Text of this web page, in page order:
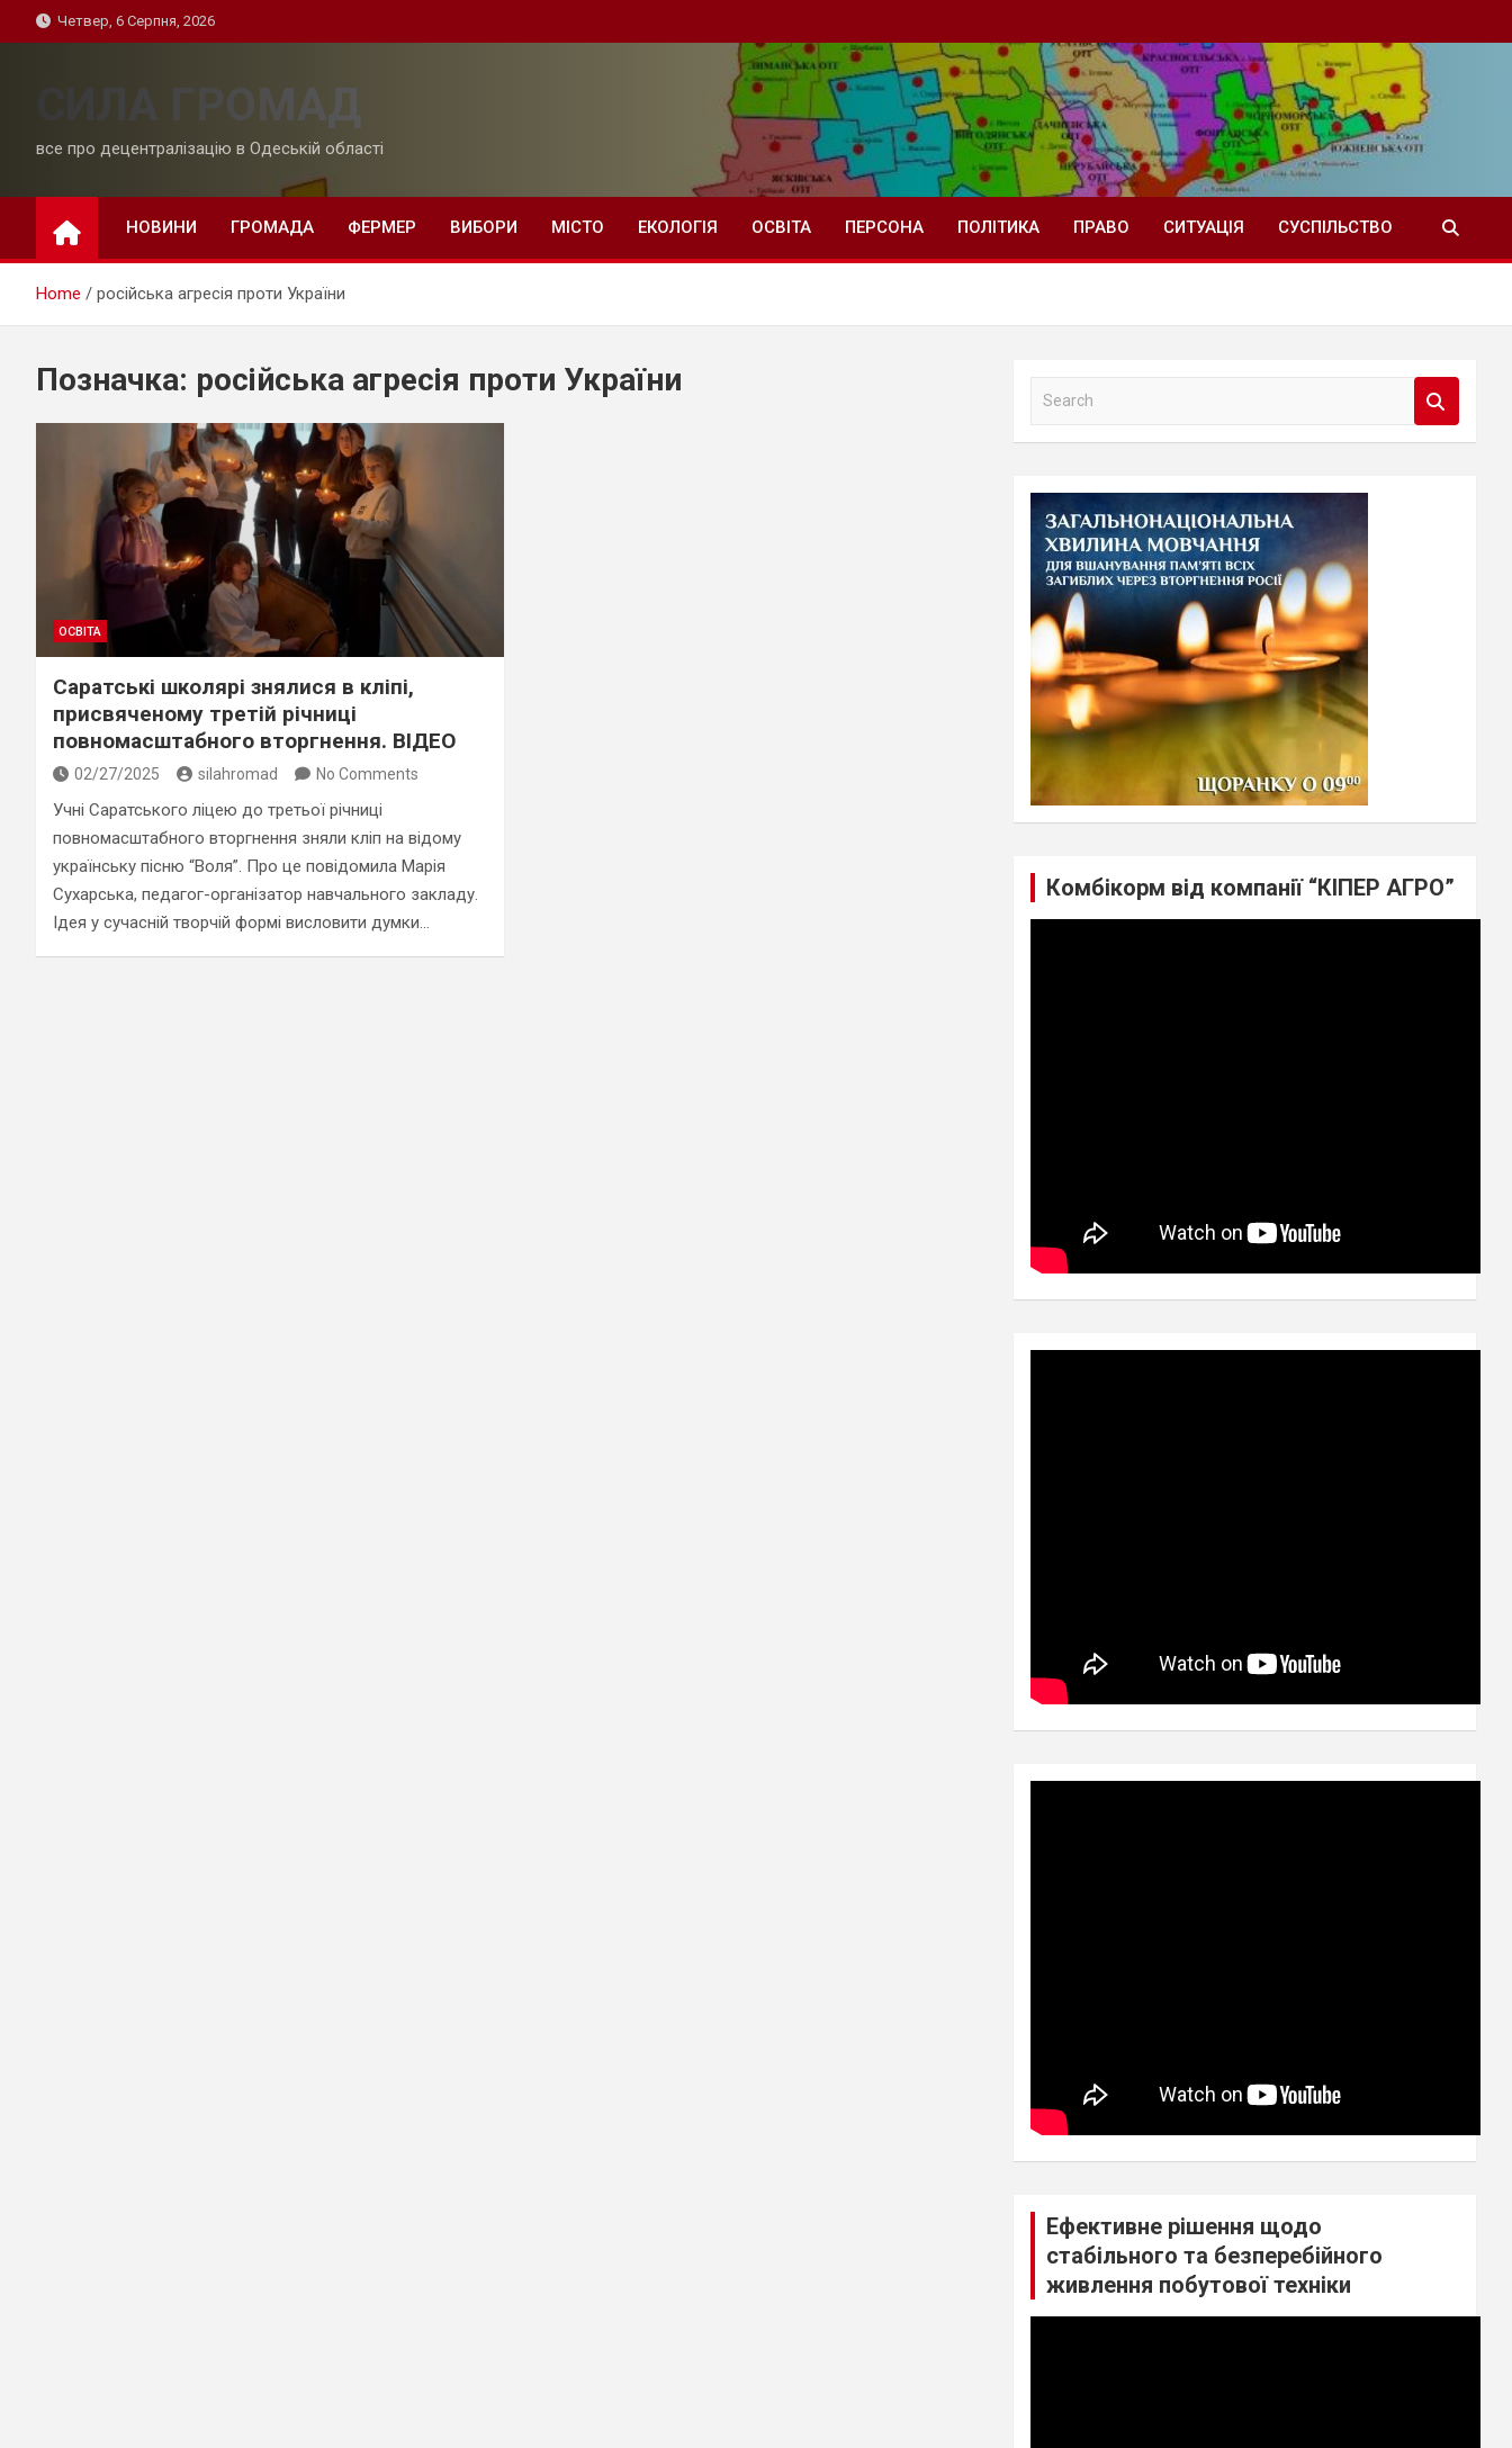
to
Четвер, 6 Серпня, 2026
СИЛА ГРОМАД
все про децентралізацію в Одеській області
НОВИНИ ГРОМАДА ФЕРМЕР ВИБОРИ МІСТО ЕКОЛОГІЯ ОСВІТА ПЕРСОНА ПОЛІТИКА ПРАВО СИТУАЦІЯ СУСПІЛЬСТВО
Home російська агресія проти України
Позначка: російська агресія проти України
ОСВІТА
Саратські школярі знялися в кліпі,
присвяченому третій річниці
повномасштабного вторгнення. ВІДЕО
02/27/2025 silahromad No Comments
Учні Саратського ліцею до третьої річниці
повномасштабного вторгнення зняли кліп на відому
українську пісню “Воля”. Про це повідомила Марія
Сухарська, педагог-організатор навчального закладу.
Ідея у сучасній творчій формі висловити думки…
a
Комбікорм від компанії “КІПЕР АГРО”
Ефективне рішення щодо
стабільного та безперебійного
живлення побутової техніки